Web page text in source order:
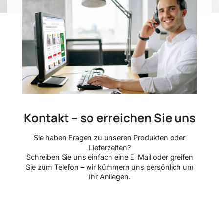
Kontakt – so erreichen Sie uns
Sie haben Fragen zu unseren Produkten oder
Lieferzeiten?
Schreiben Sie uns einfach eine E-Mail oder greifen
Sie zum Telefon – wir kümmern uns persönlich um
Ihr Anliegen.